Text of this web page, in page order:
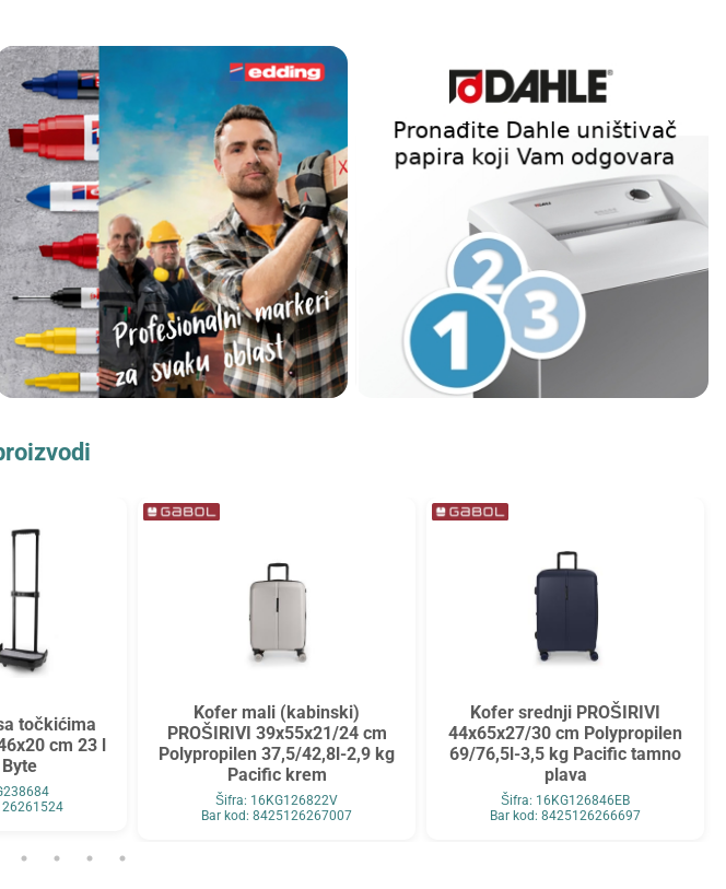
točkićima
cm 23 l
Kofer mali (kabinski)
PROŠIRIVI 39x55x21/24 cm
Polypropilen 37,5/42,8l-2,9 kg
Pacific krem
Šifra: 16KG126822V
Bar kod: 8425126267007
Kofer srednji PROŠIRIVI
44x65x27/30 cm Polypropilen
69/76,5l-3,5 kg Pacific tamno
plava
Šifra: 16KG126846EB
Bar kod: 8425126266697